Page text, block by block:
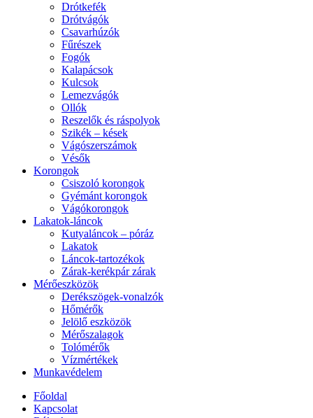
Drótkefék
Drótvágók
Csavarhúzók
Fűrészek
Fogók
Kalapácsok
Kulcsok
Lemezvágók
Ollók
Reszelők és ráspolyok
Szikék – kések
Vágószerszámok
Vésők
Korongok
Csiszoló korongok
Gyémánt korongok
Vágókorongok
Lakatok-láncok
Kutyaláncok – póráz
Lakatok
Láncok-tartozékok
Zárak-kerékpár zárak
Mérőeszközök
Derékszögek-vonalzók
Hőmérők
Jelölő eszközök
Mérőszalagok
Tolómérők
Vízmértékek
Munkavédelem
Főoldal
Kapcsolat